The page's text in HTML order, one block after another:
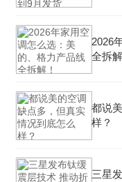
2026
全拆解
都说
样？
三星